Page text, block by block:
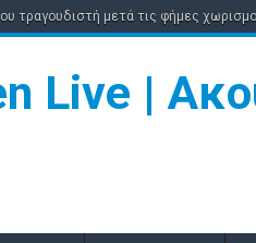
τραγουδιστή μετά τις φήμες